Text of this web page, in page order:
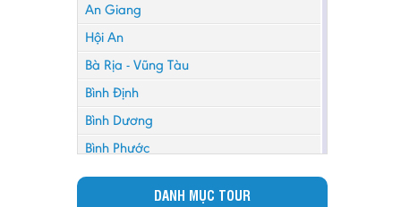
An Giang
Hội An
Bà Rịa - Vũng Tàu
Bình Định
Bình Dương
Bình Phước
Bình Thuận
DANH MỤC TOUR